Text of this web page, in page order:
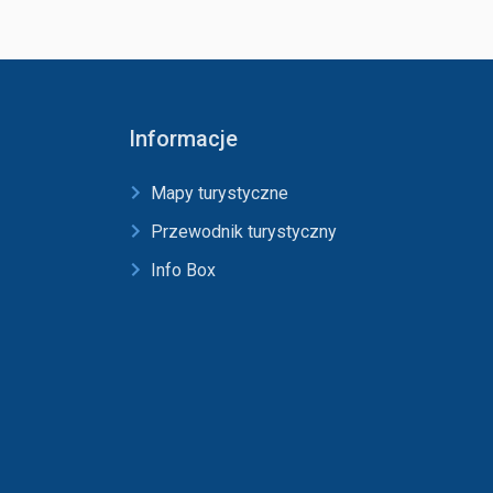
Informacje
Mapy turystyczne
Przewodnik turystyczny
Info Box